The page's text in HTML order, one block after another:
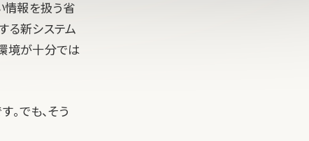
情報を扱う省
る新システム
境が十分では
でも、そう